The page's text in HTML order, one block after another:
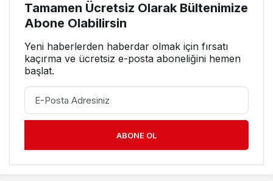
Tamamen Ücretsiz Olarak Bültenimize
Abone Olabilirsin
Yeni haberlerden haberdar olmak için fırsatı
kaçırma ve ücretsiz e-posta aboneliğini hemen
başlat.
ABONE OL